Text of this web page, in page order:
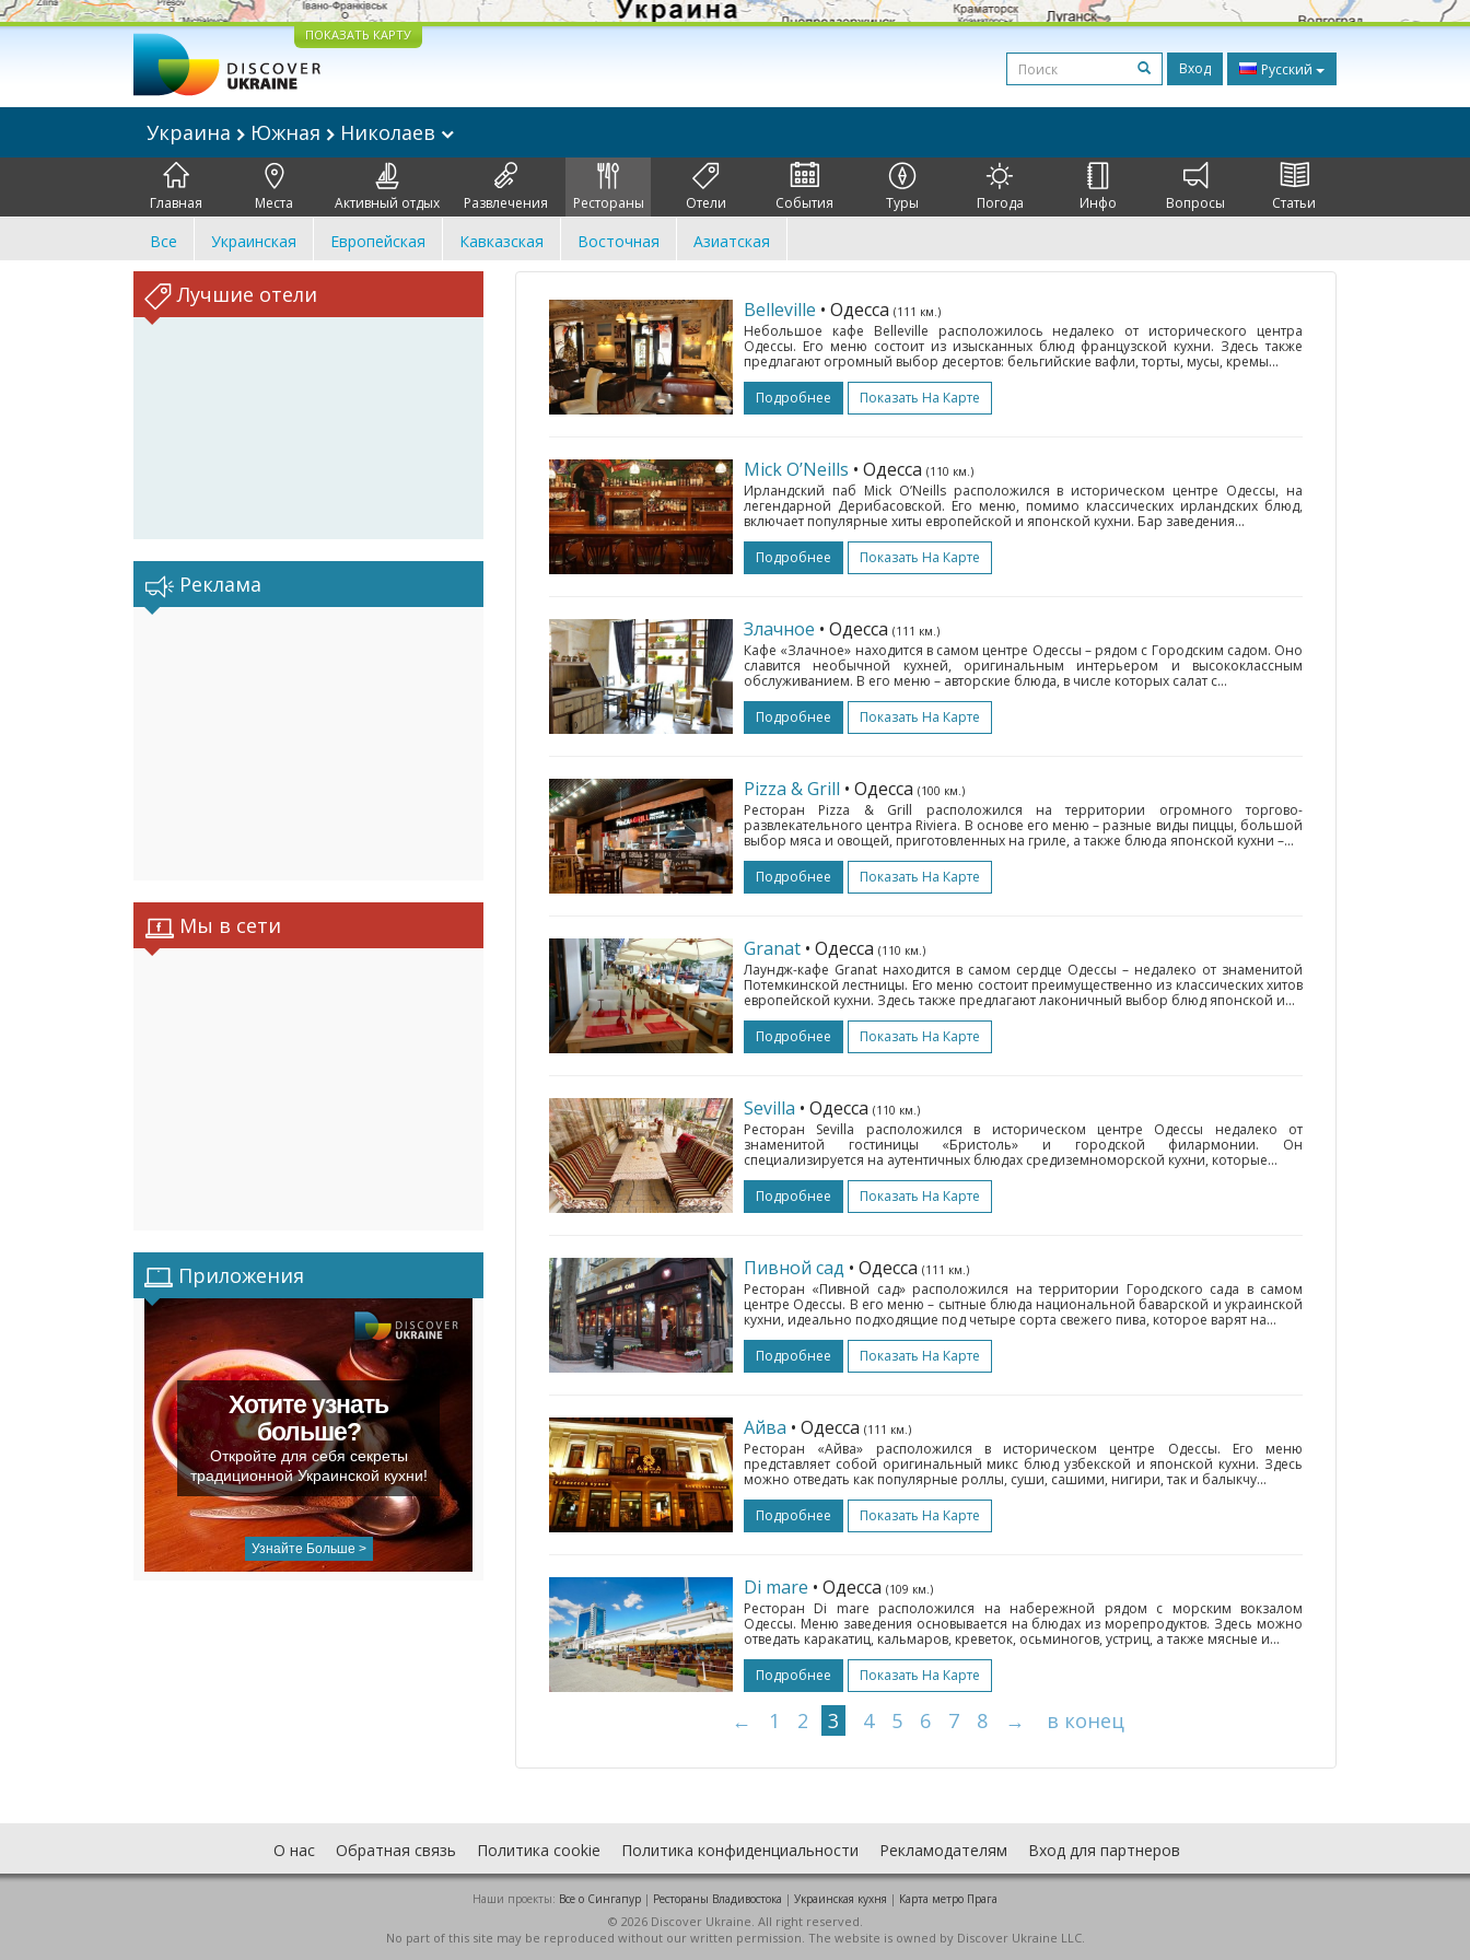
ПОКАЗАТЬ КАРТУ
Вход Русский
Украина Южная Николаев
Главная Места Активный отдых Развлечения Рестораны Отели События Туры Погода Инфо Вопросы Статьи
Все Украинская Европейская Кавказская Восточная Азиатская
Лучшие отели
Реклама
Мы в сети
Приложения
Хотите узнать
больше?
Откройте для себя секреты
традиционной Украинской кухни!
Узнайте Больше >
Belleville • Одесса (111 км.)
Небольшое кафе Belleville расположилось недалеко от исторического центра
Одессы. Его меню состоит из изысканных блюд французской кухни. Здесь также
предлагают огромный выбор десертов: бельгийские вафли, торты, мусы, кремы...
Подробнее
Показать На Карте
Mick O’Neills • Одесса (110 км.)
Ирландский паб Mick O’Neills расположился в историческом центре Одессы, на
легендарной Дерибасовской. Его меню, помимо классических ирландских блюд,
включает популярные хиты европейской и японской кухни. Бар заведения...
Подробнее
Показать На Карте
Злачное • Одесса (111 км.)
Кафе «Злачное» находится в самом центре Одессы – рядом с Городским садом. Оно
славится необычной кухней, оригинальным интерьером и высококлассным
обслуживанием. В его меню – авторские блюда, в числе которых салат с...
Подробнее
Показать На Карте
Pizza & Grill • Одесса (100 км.)
Ресторан Pizza & Grill расположился на территории огромного торгово-
развлекательного центра Riviera. В основе его меню – разные виды пиццы, большой
выбор мяса и овощей, приготовленных на гриле, а также блюда японской кухни –...
Подробнее
Показать На Карте
Granat • Одесса (110 км.)
Лаундж-кафе Granat находится в самом сердце Одессы – недалеко от знаменитой
Потемкинской лестницы. Его меню состоит преимущественно из классических хитов
европейской кухни. Здесь также предлагают лаконичный выбор блюд японской и...
Подробнее
Показать На Карте
Sevilla • Одесса (110 км.)
Ресторан Sevilla расположился в историческом центре Одессы недалеко от
знаменитой гостиницы «Бристоль» и городской филармонии. Он
специализируется на аутентичных блюдах средиземноморской кухни, которые...
Подробнее
Показать На Карте
Пивной сад • Одесса (111 км.)
Ресторан «Пивной сад» расположился на территории Городского сада в самом
центре Одессы. В его меню – сытные блюда национальной баварской и украинской
кухни, идеально подходящие под четыре сорта свежего пива, которое варят на...
Подробнее
Показать На Карте
Айва • Одесса (111 км.)
Ресторан «Айва» расположился в историческом центре Одессы. Его меню
представляет собой оригинальный микс блюд узбекской и японской кухни. Здесь
можно отведать как популярные роллы, суши, сашими, нигири, так и балыкчу...
Подробнее
Показать На Карте
Di mare • Одесса (109 км.)
Ресторан Di mare расположился на набережной рядом с морским вокзалом
Одессы. Меню заведения основывается на блюдах из морепродуктов. Здесь можно
отведать каракатиц, кальмаров, креветок, осьминогов, устриц, а также мясные и...
Подробнее
Показать На Карте
← 1 2 3 4 5 6 7 8 → в конец
О нас Обратная связь Политика cookie Политика конфиденциальности Рекламодателям Вход для партнеров
Наши проекты: Все о Cингапур | Рестораны Владивостока | Украинская кухня | Карта метро Прага
© 2026 Discover Ukraine. All right reserved.
No part of this site may be reproduced without our written permission. The website is owned by Discover Ukraine LLC.